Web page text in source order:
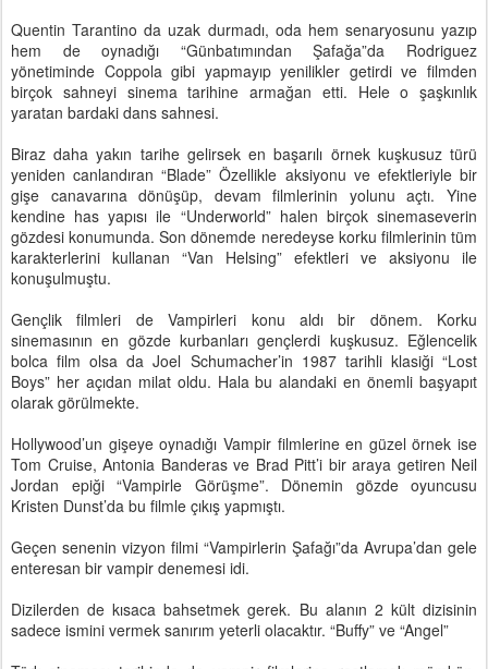
Quentin Tarantino da uzak durmadı, oda hem senaryosunu yazıp
hem de oynadığı “Günbatımından Şafağa”da Rodriguez
yönetiminde Coppola gibi yapmayıp yenilikler getirdi ve filmden
birçok sahneyi sinema tarihine armağan etti. Hele o şaşkınlık
yaratan bardaki dans sahnesi.
Biraz daha yakın tarihe gelirsek en başarılı örnek kuşkusuz türü
yeniden canlandıran “Blade” Özellikle aksiyonu ve efektleriyle bir
gişe canavarına dönüşüp, devam filmlerinin yolunu açtı. Yine
kendine has yapısı ile “Underworld” halen birçok sinemaseverin
gözdesi konumunda. Son dönemde neredeyse korku filmlerinin tüm
karakterlerini kullanan “Van Helsing” efektleri ve aksiyonu ile
konuşulmuştu.
Gençlik filmleri de Vampirleri konu aldı bir dönem. Korku
sinemasının en gözde kurbanları gençlerdi kuşkusuz. Eğlencelik
bolca film olsa da Joel Schumacher’in 1987 tarihli klasiği “Lost
Boys” her açıdan milat oldu. Hala bu alandaki en önemli başyapıt
olarak görülmekte.
Hollywood’un gişeye oynadığı Vampir filmlerine en güzel örnek ise
Tom Cruise, Antonia Banderas ve Brad Pitt’i bir araya getiren Neil
Jordan epiği “Vampirle Görüşme”. Dönemin gözde oyuncusu
Kristen Dunst’da bu filmle çıkış yapmıştı.
Geçen senenin vizyon filmi “Vampirlerin Şafağı”da Avrupa’dan gele
enteresan bir vampir denemesi idi.
Dizilerden de kısaca bahsetmek gerek. Bu alanın 2 kült dizisinin
sadece ismini vermek sanırım yeterli olacaktır. “Buffy” ve “Angel”